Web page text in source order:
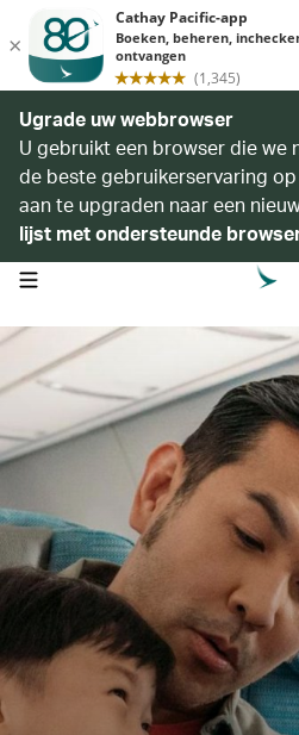
Ugrade uw webbrowser
U gebruikt een browser die we
de beste gebruikerservaring
aan te upgraden naar een
lijst met ondersteunde
open navigation menu